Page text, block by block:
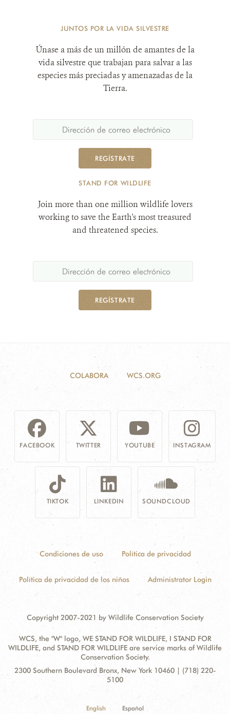
JUNTOS POR LA VIDA SILVESTRE
Únase a más de un millón de amantes de la
vida silvestre que trabajan para salvar a las
especies más preciadas y amenazadas de la
Tierra.
REGÍSTRATE
STAND FOR WILDLIFE
Join more than one million wildlife lovers
working to save the Earth's most treasured
and threatened species.
REGÍSTRATE
COLABORA WCS.ORG
FACEBOOK TWITTER YOUTUBE INSTAGRAM
TIKTOK LINKEDIN SOUNDCLOUD
Condiciones de uso Política de privacidad
Política de privacidad de los niños Administrator Login
Copyright 2007-2021 by Wildlife Conservation Society
WCS, the "W" logo, WE STAND FOR WILDLIFE, I STAND FOR
WILDLIFE, and STAND FOR WILDLIFE are service marks of Wildlife
Conservation Society.
Contact
Information
Address:
2300 Southern Boulevard Bronx, New York 10460 | (718) 220-
5100
English Español